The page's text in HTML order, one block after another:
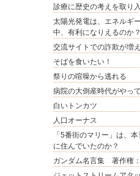
診療に歴史の考えを取り
太陽光発電は、エネルギ
中、有利になりえるのか？
交流サイトでの詐欺が増
そばを食いたい！
祭りの喧噪から逃れる
病院の大倒産時代がやっ
白いトンカツ
人口オーナス
「5番街のマリー」は、
に住んでいたのか？
ガンダム名言集 著作権